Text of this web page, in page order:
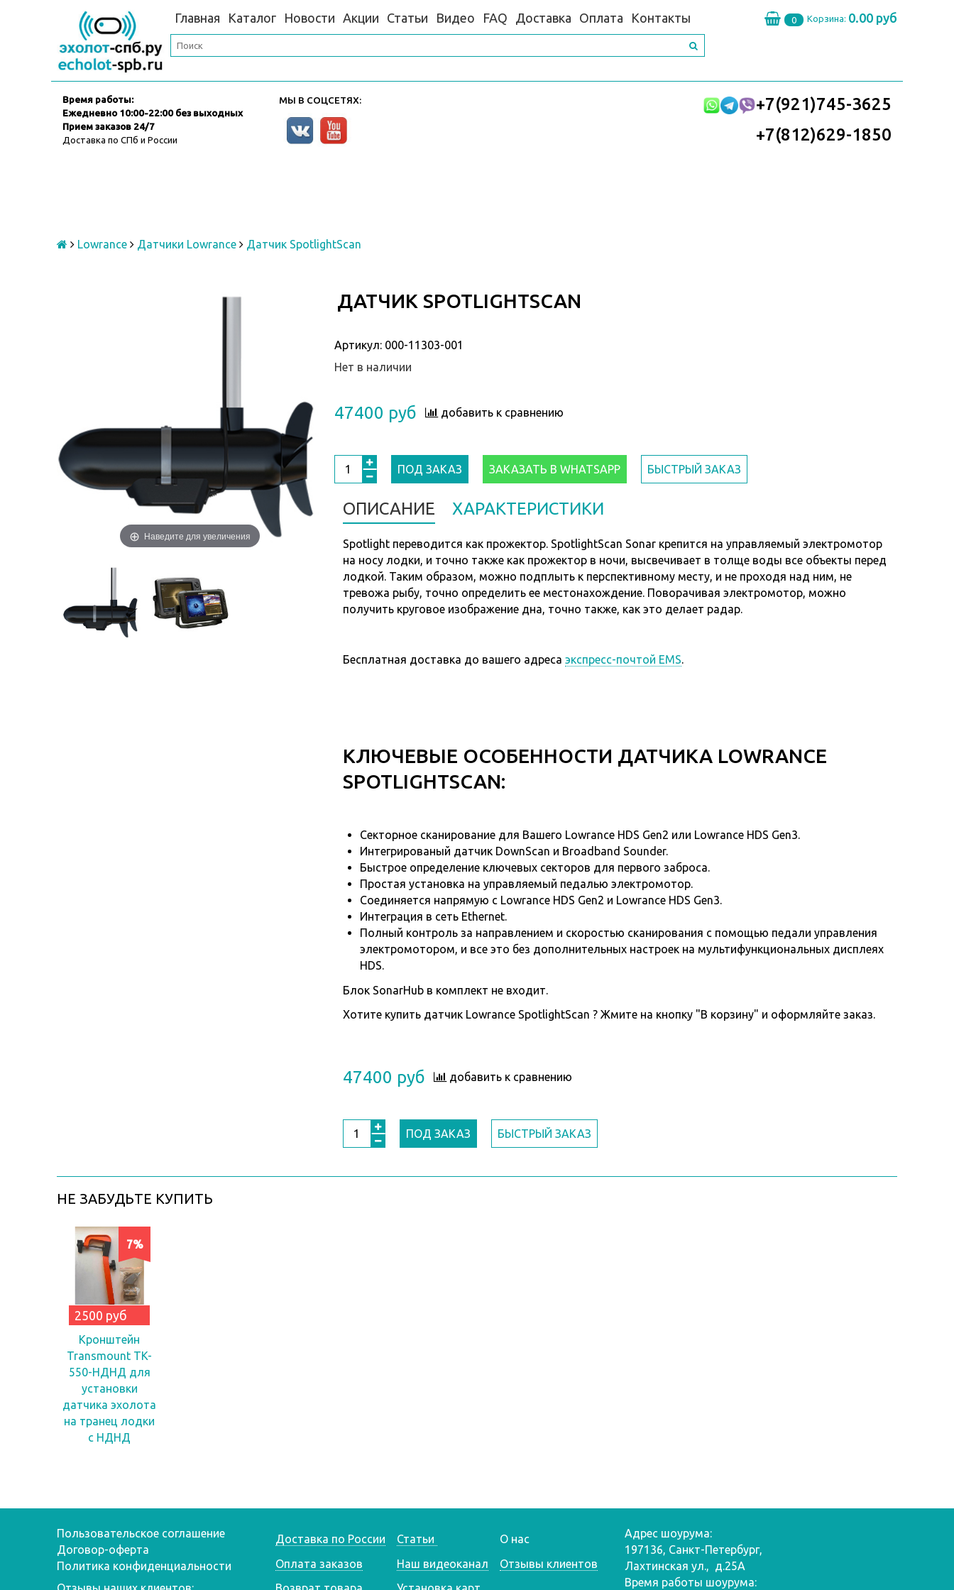
Главная Каталог Новости Акции Статьи Видео FAQ Доставка Оплата Контакты 0 Корзина: 0.00 руб
Время работы:
Ежедневно 10:00-22:00 без выходных
Прием заказов 24/7
Доставка по СПб и России
МЫ В СОЦСЕТЯХ:
+7(921)745-3625
+7(812)629-1850
Lowrance Датчики Lowrance Датчик SpotlightScan
ДАТЧИК SPOTLIGHTSCAN
Наведите для увеличения
Артикул: 000-11303-001
Нет в наличии
47400 руб добавить к сравнению
ПОД ЗАКАЗ ЗАКАЗАТЬ В WHATSAPP БЫСТРЫЙ ЗАКАЗ
ОПИСАНИЕ ХАРАКТЕРИСТИКИ
Spotlight переводится как прожектор. SpotlightScan Sonar крепится на управляемый электромотор
на носу лодки, и точно также как прожектор в ночи, высвечивает в толще воды все объекты перед
лодкой. Таким образом, можно подплыть к перспективному месту, и не проходя над ним, не
тревожа рыбу, точно определить ее местонахождение. Поворачивая электромотор, можно
получить круговое изображение дна, точно также, как это делает радар.
Бесплатная доставка до вашего адреса экспресс-почтой EMS.
КЛЮЧЕВЫЕ ОСОБЕННОСТИ ДАТЧИКА LOWRANCE
SPOTLIGHTSCAN:
Секторное сканирование для Вашего Lowrance HDS Gen2 или Lowrance HDS Gen3.
Интегрированый датчик DownScan и Broadband Sounder.
Быстрое определение ключевых секторов для первого заброса.
Простая установка на управляемый педалью электромотор.
Соединяется напрямую с Lowrance HDS Gen2 и Lowrance HDS Gen3.
Интеграция в сеть Ethernet.
Полный контроль за направлением и скоростью сканирования с помощью педали управления
электромотором, и все это без дополнительных настроек на мультифункциональных дисплеях
HDS.
Блок SonarHub в комплект не входит.
Хотитекупить датчик Lowrance SpotlightScan ? Жмите на кнопку "В корзину" и оформляйте заказ.
47400 руб добавить к сравнению
ПОД ЗАКАЗ БЫСТРЫЙ ЗАКАЗ
НЕ ЗАБУДЬТЕ КУПИТЬ
7%
2500 руб
Кронштейн
Transmount TK-
550-НДНД для
установки
датчика эхолота
на транец лодки
с НДНД
Пользовательское соглашение
Договор-оферта
Политика конфиденциальности
Доставка по России
Оплата заказов
Статьи
Наш видеоканал
О нас
Отзывы клиентов
Адрес шоурума:
197136, Санкт-Петербург,
Лахтинская ул., д.25А
Время работы шоурума: